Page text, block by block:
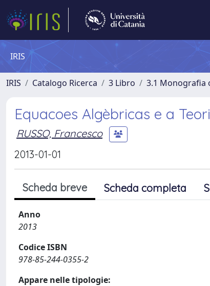
IRIS
IRIS Catalogo Ricerca 3 Libro 3.1 Monografia
Equacoes Algèbricas e a
RUSSO, Francesco
2013-01-01
Scheda breve Scheda completa
Anno
2013
Codice ISBN
978-85-244-0355-2
Appare nelle tipologie: